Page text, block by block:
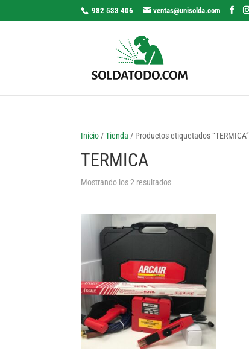
982 533 406 ventas@unisolda.com
Inicio /Tienda / Productos etiquetados “TERMICA”
TERMICA
Mostrando los 2 resultados